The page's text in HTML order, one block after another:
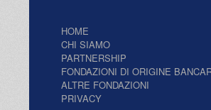
HOME
CHI SIAMO
PARTNERSHIP
FONDAZIONI DI ORIGINE
ALTRE FONDAZIONI
PRIVACY